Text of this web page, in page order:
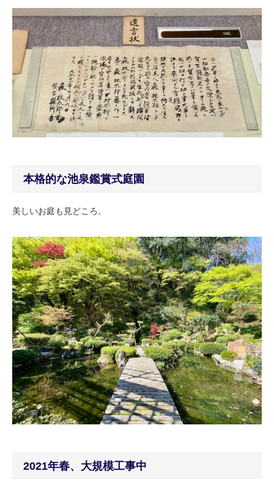
本格的な池泉鑑賞式庭園
美しいお庭も見どころ。
2021年春、大規模工事中